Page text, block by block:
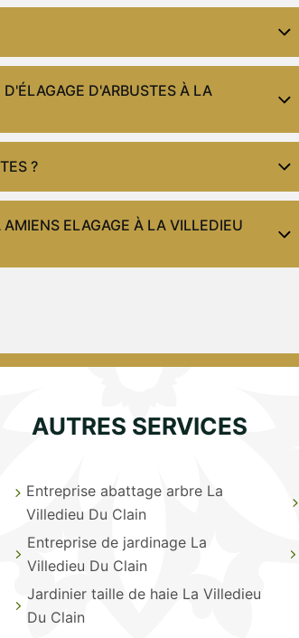
D'ARBUSTES À LA
?
ELAGAGE À LA VILLEDIEU
AUTRES SERVICES
Entreprise abattage arbre La
Villedieu Du Clain
Entreprise de jardinage La
Villedieu Du Clain
Jardinier taille de haie La Villedieu
Du Clain